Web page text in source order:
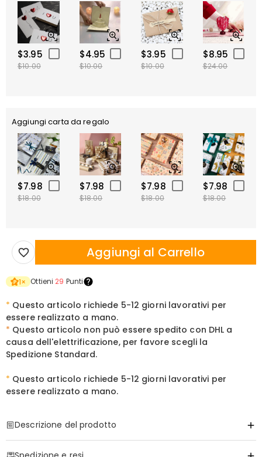
$3.95
$10.00
$4.95
$10.00
$3.95
$10.00
$8.95
$24.00
Aggiungi carta da regalo
$7.98
$18.00
$7.98
$18.00
$7.98
$18.00
$7.98
$18.00
Aggiungi al Carrello
1× Ottieni 29 Punti
* Questo articolo richiede 5-12 giorni lavorativi per
essere realizzato a mano.
* Questo articolo non può essere spedito con DHL a
causa dell'elettrificazione, per favore scegli la
Spedizione Standard.
* Questo articolo richiede 5-12 giorni lavorativi per
essere realizzato a mano.
Descrizione del prodotto